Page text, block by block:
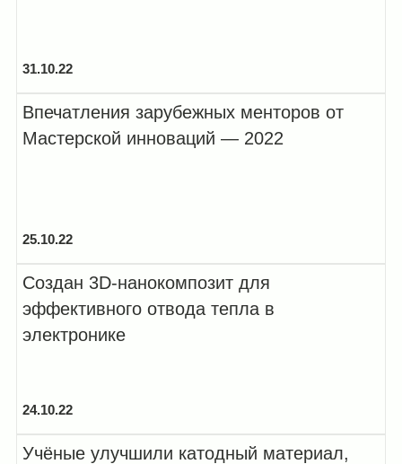
31.10.22
Впечатления зарубежных менторов от
Мастерской инноваций — 2022
25.10.22
Создан 3D-нанокомпозит для
эффективного отвода тепла в
электронике
24.10.22
Учёные улучшили катодный материал,